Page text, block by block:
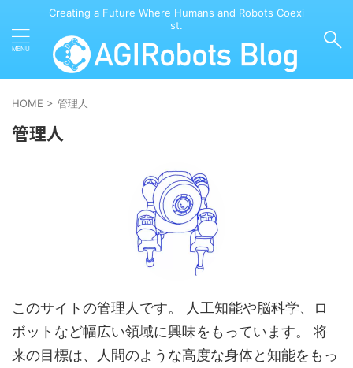
Creating a Future Where Humans and Robots Coexi
st.
HOME > 管理人
管理人
このサイトの管理人です。 人工知能や脳科学、ロ
ボットなど幅広い領域に興味をもっています。 将
来の目標は、人間のような高度な身体と知能をもっ